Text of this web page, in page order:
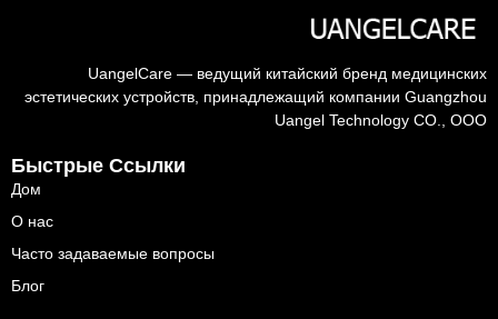
UangelCare — ведущий китайский бренд медицинских
эстетических устройств, принадлежащий компании Guangzhou
Uangel Technology CO., ООО
Быстрые Ссылки
Дом
О нас
Часто задаваемые вопросы
Блог